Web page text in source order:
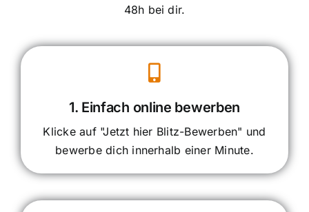
48h bei dir.
1. Einfach online bewerben
Klicke auf "Jetzt hier Blitz-Bewerben" und
bewerbe dich innerhalb einer Minute.